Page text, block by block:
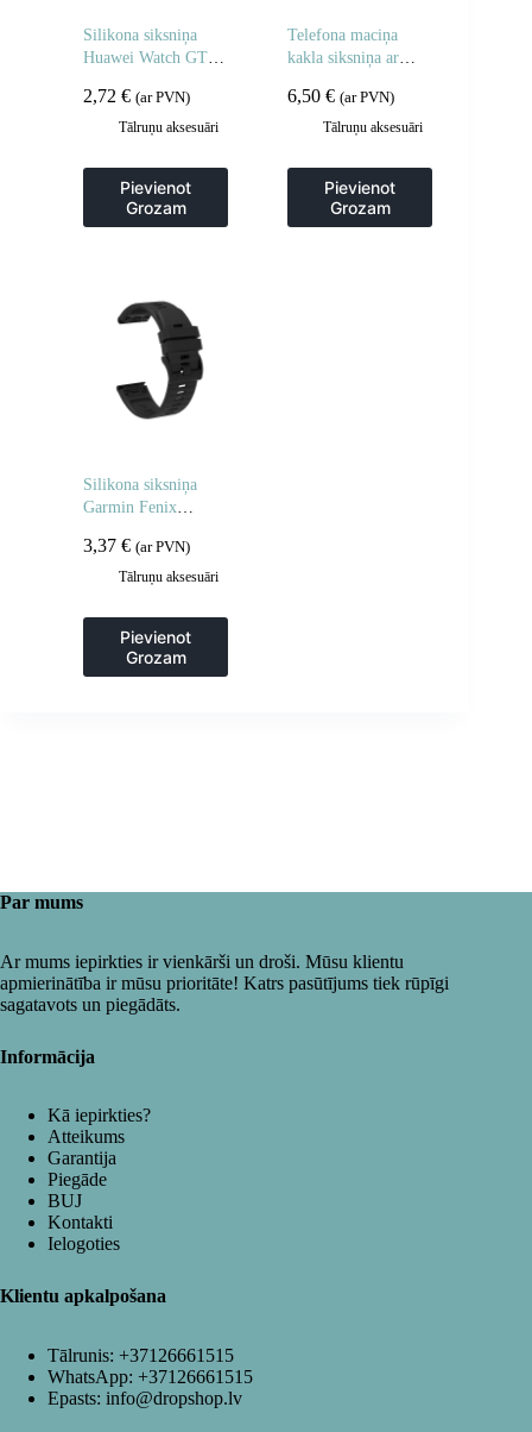
Silikona siksniņa
Huawei Watch GT
Pro/GT 2e 46mm –
gaiši zaļa
2,72 € (ar PVN)
Tālruņu aksesuāri
Pievienot
Grozam
Telefona maciņa
kakla siksniņa ar
80 cm – melna
6,50€ (ar PVN)
Tālruņu aksesuāri
Pievienot
Grozam
Silikona siksniņa
Garmin Fenix
viedpulkstenim –
melna
3,37 € (ar PVN)
Tālruņu aksesuāri
Pievienot
Grozam
Par mums
Ar mums iepirkties ir vienkārši un droši. Mūsu klientu
apmierinātība ir mūsu prioritāte! Katrs pasūtījums tiek rūpīgi
sagatavots un piegādāts.
Informācija
Kā iepirkties?
Atteikums
Garantija
Piegāde
BUJ
Kontakti
Ielogoties
Klientu apkalpošana
Tālrunis: +37126661515
WhatsApp: +37126661515
Epasts: info@dropshop.lv